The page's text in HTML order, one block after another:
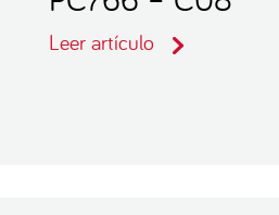
Leer artículo